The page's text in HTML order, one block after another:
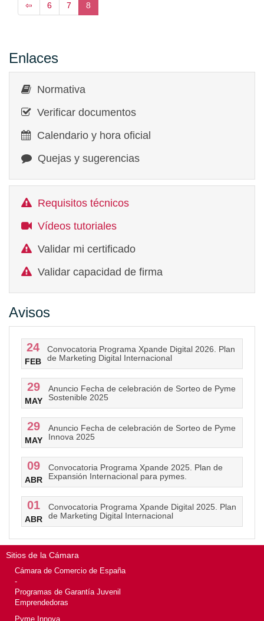
⇦ 6 7 8
Enlaces
Normativa
Verificar documentos
Calendario y hora oficial
Quejas y sugerencias
Requisitos técnicos
Vídeos tutoriales
Validar mi certificado
Validar capacidad de firma
Avisos
24
FEB
Convocatoria Programa Xpande Digital 2026. Plan
de Marketing Digital Internacional
29
MAY
Anuncio Fecha de celebración de Sorteo de Pyme
Sostenible 2025
29
MAY
Anuncio Fecha de celebración de Sorteo de Pyme
Innova 2025
09
ABR
Convocatoria Programa Xpande 2025. Plan de
Expansión Internacional para pymes.
01
ABR
Convocatoria Programa Xpande Digital 2025. Plan
de Marketing Digital Internacional
Sitios de la Cámara
Cámara de Comercio de España
-
Programas de Garantía Juvenil
Emprendedoras
Pyme Innova